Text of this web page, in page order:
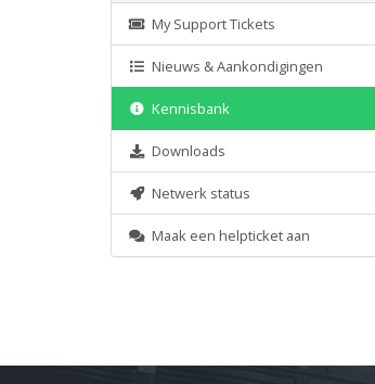
My Support Tickets
Nieuws & Aankondigingen
Kennisbank
Downloads
Netwerk status
Maak een helpticket aan